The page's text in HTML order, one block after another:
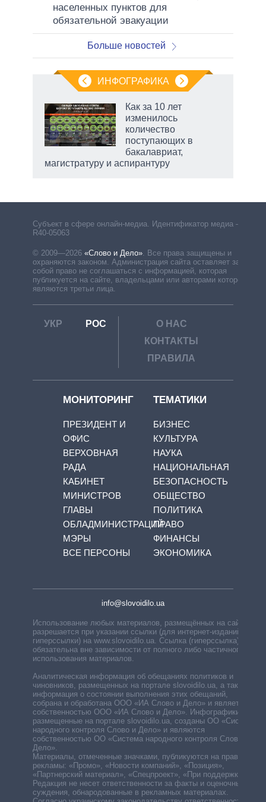
населенных пунктов для
обязательной эвакуации
Больше новостей
ИНФОГРАФИКА
Как за 10 лет
изменилось
количество
поступающих в
бакалавриат,
магистратуру и аспирантуру
Субъект в сфере онлайн-медиа. Идентификатор медиа –
R40-05063
© 2009—2026 «Слово и Дело». Все права защищены и
охраняются законом. Администрация сайта оставляет за
собой право не соглашаться с информацией, которая
публикуется на сайте, владельцами или авторами которой
являются третьи лица.
УКР РОС
О НАС
КОНТАКТЫ
ПРАВИЛА
МОНИТОРИНГ
ПРЕЗИДЕНТ И
ОФИС
ВЕРХОВНАЯ
РАДА
КАБИНЕТ
МИНИСТРОВ
ГЛАВЫ
ОБЛАДМИНИСТРАЦИЙ
МЭРЫ
ВСЕ ПЕРСОНЫ
ТЕМАТИКИ
БИЗНЕС
КУЛЬТУРА
НАУКА
НАЦИОНАЛЬНАЯ
БЕЗОПАСНОСТЬ
ОБЩЕСТВО
ПОЛИТИКА
ПРАВО
ФИНАНСЫ
ЭКОНОМИКА
info@slovoidilo.ua
Использование любых материалов, размещённых на сайте,
разрешается при указании ссылки (для интернет-изданий —
гиперссылки) на www.slovoidilo.ua. Ссылка (гиперссылка)
обязательна вне зависимости от полного либо частичного
использования материалов.
Аналитическая информация об обещаниях политиков и
чиновников, размещенных на портале slovoidilo.ua, а также
информация о состоянии выполнения этих обещаний,
собрана и обработана ООО «ИА Слово и Дело» и является
собственностью ООО «ИА Слово и Дело». Инфографики,
размещенные на портале slovoidilo.ua, созданы ОО «Система
народного контроля Слово и Дело» и являются
собственностью ОО «Система народного контроля Слово и
Дело».
Материалы, отмеченные значками, публикуются на правах
рекламы: «Промо», «Новости компаний», «Позиция»,
«Партнерский материал», «Спецпроект», «При поддержке».
Редакция не несет ответственности за факты и оценочные
суждения, обнародованные в рекламных материалах.